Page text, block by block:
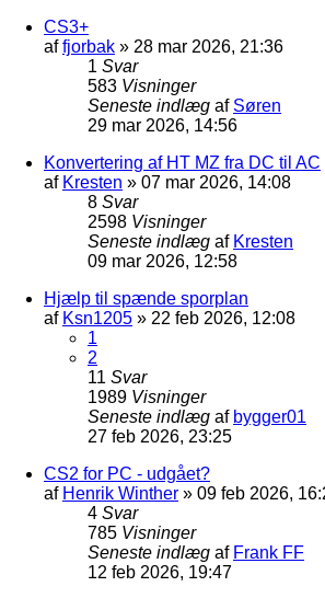
CS3+
affjorbak » 28 mar 2026, 21:36
1 Svar
583 Visninger
Seneste indlæg af Søren
29 mar 2026, 14:56
Konvertering af HT MZ fra DC til AC
af Kresten » 07 mar 2026, 14:08
8 Svar
2598 Visninger
Seneste indlæg af Kresten
09 mar 2026, 12:58
Hjælp til spænde sporplan
af Ksn1205 » 22 feb 2026, 12:08
1
2
11 Svar
1989 Visninger
Seneste indlæg af bygger01
27 feb 2026, 23:25
CS2 for PC - udgået?
af Henrik Winther » 09 feb 2026,
4 Svar
785 Visninger
Seneste indlæg af Frank FF
12 feb 2026, 19:47